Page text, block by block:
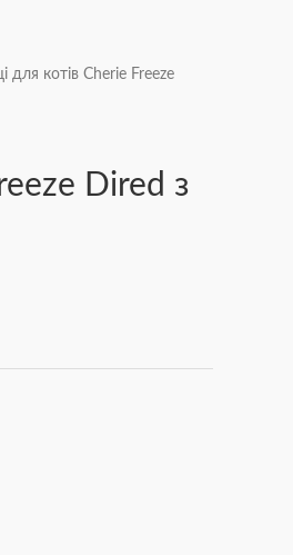
для котів Cherie Freeze
Dired з